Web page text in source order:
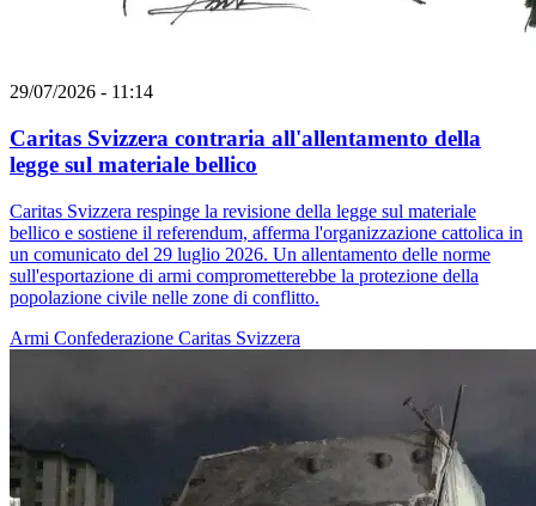
29/07/2026 - 11:14
Caritas Svizzera contraria all'allentamento della
legge sul materiale bellico
Caritas Svizzera respinge la revisione della legge sul materiale
bellico e sostiene il referendum, afferma l'organizzazione cattolica in
un comunicato del 29 luglio 2026. Un allentamento delle norme
sull'esportazione di armi comprometterebbe la protezione della
popolazione civile nelle zone di conflitto.
Armi Confederazione Caritas Svizzera